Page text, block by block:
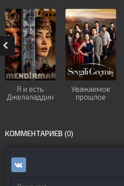
Я и есть
Джелаладдин
Уважаемое
прошлое
КОММЕНТАРИЕВ (0)